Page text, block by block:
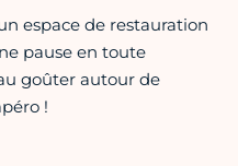
espace de restauration
pause en toute
goûter autour de
!